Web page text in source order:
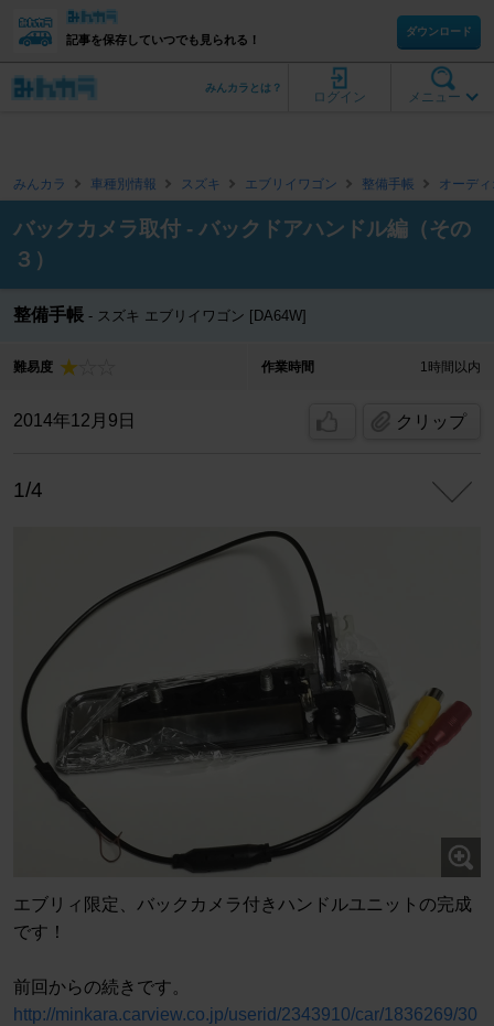
記事を保存していつでも見られる！
ダウンロード
メニュー
ログイン
みんカラとは？
みんカラ 車種別情報 スズキ エブリイワゴン 整備手帳 オーデ
バックカメラ取付 - バックドアハンドル編（その
３）
整備手帳 スズキ エブリイワゴン [DA64W]
難易度 作業時間 1時間以内
2014年12月9日 クリップ
1/4
エブリィ限定、バックカメラ付きハンドルユニットの完成
です！
前回からの続きです。
http://minkara.carview.co.jp/userid/2343910/car/1836269/30